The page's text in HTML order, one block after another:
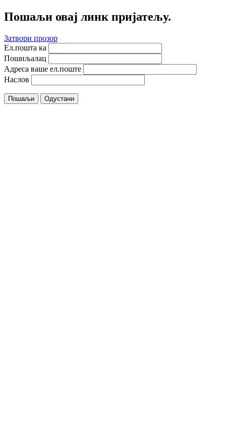
Пошаљи овај линк пријатељу.
Затвори прозор
Ел.пошта ка
Пошиљалац
Адреса ваше ел.поште
Наслов
Пошаљи Одустани